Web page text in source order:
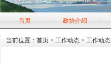
首页 政协介绍
当前位置： 首页 > 工作动态 > 工作动态